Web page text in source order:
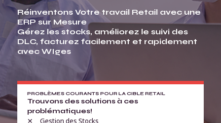
Réinventons Votre travail Retail avec une
ERP sur Mesure
Gérez les stocks, améliorez le suivi des
DLC, facturez facilement et rapidement
avec WIges
PROBLÈMES COURANTS POUR LA CIBLE RETAIL
Trouvons des solutions à ces
problématiques!
Gestion des Stocks